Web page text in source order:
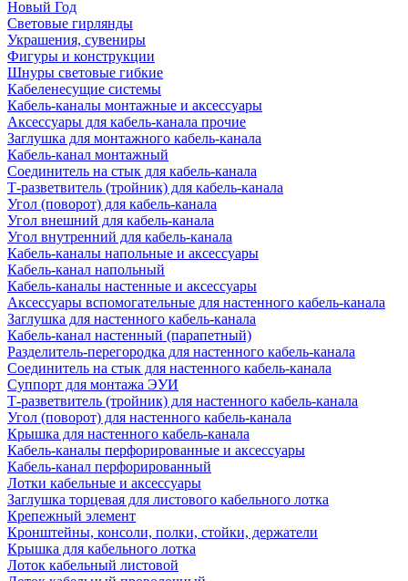
Новый Год
Световые гирлянды
Украшения, сувениры
Фигуры и конструкции
Шнуры световые гибкие
Кабеленесущие системы
Кабель-каналы монтажные и аксессуары
Аксессуары для кабель-канала прочие
Заглушка для монтажного кабель-канала
Кабель-канал монтажный
Соединитель на стык для кабель-канала
Т-разветвитель (тройник) для кабель-канала
Угол (поворот) для кабель-канала
Угол внешний для кабель-канала
Угол внутренний для кабель-канала
Кабель-каналы напольные и аксессуары
Кабель-канал напольный
Кабель-каналы настенные и аксессуары
Аксессуары вспомогательные для настенного кабель-канала
Заглушка для настенного кабель-канала
Кабель-канал настенный (парапетный)
Разделитель-перегородка для настенного кабель-канала
Соединитель на стык для настенного кабель-канала
Суппорт для монтажа ЭУИ
Т-разветвитель (тройник) для настенного кабель-канала
Угол (поворот) для настенного кабель-канала
Крышка для настенного кабель-канала
Кабель-каналы перфорированные и аксессуары
Кабель-канал перфорированный
Лотки кабельные и аксессуары
Заглушка торцевая для листового кабельного лотка
Крепежный элемент
Кронштейны, консоли, полки, стойки, держатели
Крышка для кабельного лотка
Лоток кабельный листовой